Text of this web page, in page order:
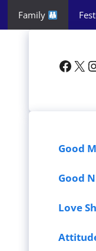
Family
X
Good
Good
Love